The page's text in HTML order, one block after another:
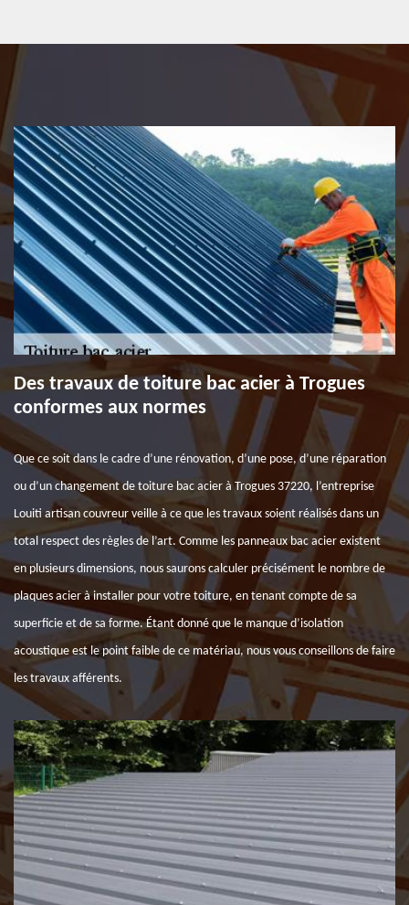
Des travaux de toiture bac acier à Trogues
conformes aux normes
Que ce soit dans le cadre d’une rénovation, d’une pose, d’une réparation
ou d’un changement de toiture bac acier à Trogues 37220, l’entreprise
Louiti artisan couvreur veille à ce que les travaux soient réalisés dans un
total respect des règles de l’art. Comme les panneaux bac acier existent
en plusieurs dimensions, nous saurons calculer précisément le nombre de
plaques acier à installer pour votre toiture, en tenant compte de sa
superficie et de sa forme. Étant donné que le manque d’isolation
acoustique est le point faible de ce matériau, nous vous conseillons de faire
les travaux afférents.